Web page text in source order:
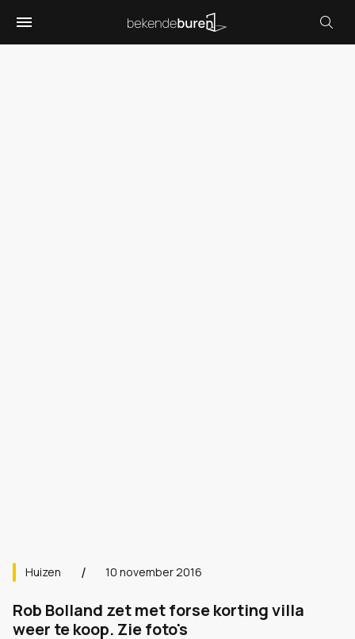
Huizen 10 november 2016
Rob Bolland zet met forse korting villa
weer te koop. Zie foto's